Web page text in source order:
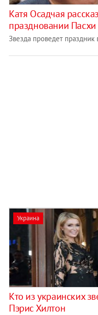
Катя Осадчая
праздновании Пасхи
Звезда проведет праздник
Украина
Кто из украинских
Пэрис Хилтон